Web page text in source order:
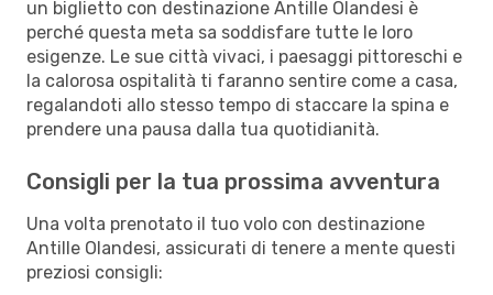
un biglietto con destinazione Antille Olandesi è
perché questa meta sa soddisfare tutte le loro
esigenze. Le sue città vivaci, i paesaggi pittoreschi e
la calorosa ospitalità ti faranno sentire come a casa,
regalandoti allo stesso tempo di staccare la spina e
prendere una pausa dalla tua quotidianità.
Consigli per la tua prossima avventura
Una volta prenotato il tuo volo con destinazione
Antille Olandesi, assicurati di tenere a mente questi
preziosi consigli: